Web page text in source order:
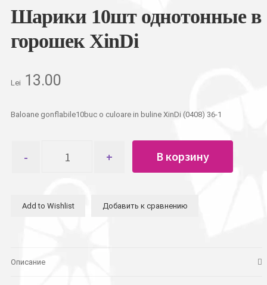
Шарики 10шт однотонные в
горошек XinDi
Lei 13.00
Baloane gonflabile10buc o culoare in buline XinDi (0408) 36-1
товара
В корзину
Add to Wishlist Добавить к сравнению
Описание